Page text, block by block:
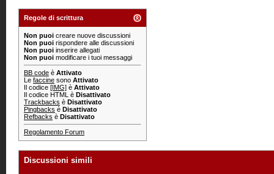
Regole di scrittura
Non puoi creare nuove discussioni
Non puoi rispondere alle discussioni
Non puoi inserire allegati
Non puoi modificare i tuoi messaggi
BB code è Attivato
Le faccine sono Attivato
Il codice [IMG] è Attivato
Il codice HTML è Disattivato
Trackbacks è Disattivato
Pingbacks è Disattivato
Refbacks è Disattivato
Regolamento Forum
Discussioni simili